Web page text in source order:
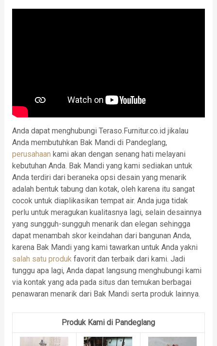
Anda dapat menghubungi Teraso.Furnitur.co.id jikalau
Anda membutuhkan Bak Mandi di Pandeglang,
perusahaan kami akan dengan senang hati melayani
kebutuhan Anda. Bak Mandi yang kami sediakan untuk
Anda terdiri dari beraneka opsi desain yang menarik
adalah bentuk tabung dan kotak, oleh karena itu sangat
cocok untuk diaplikasikan tempat air. Anda juga tidak
perlu untuk meragukan kualitasnya lagi, selain desainnya
yang sungguh-sungguh menarik dan elegan sehingga
dapat menambah skor keindahan dari bangunan Anda,
karena Bak Mandi yang kami tawarkan untuk Anda yakni
salah satu produkfavorit dan terbaik dari kami. Jadi
tunggu apa lagi, Anda dapat langsung menghubungi kami
via kontak yang ada pada situs dan temukan berbagai
penawaran menarik dari Bak Mandi serta produk lainnya.
Produk Kami di Pandeglang